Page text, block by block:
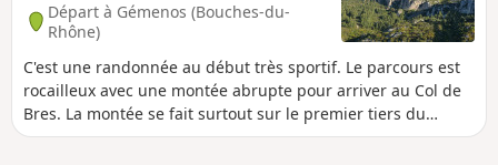
eaux vives et panoramas spectaculaires sur
les massifs provençaux.
Départ à Gémenos (Bouches-du-
Rhône)
C'est une randonnée au début très sportif. Le parcours est
rocailleux avec une montée abrupte pour arriver au Col de
Bres. La montée se fait surtout sur le premier tiers du
parcours. La descente est douce par rapport à la montée. Il